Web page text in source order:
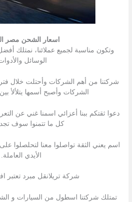
اسعار الشحن مصر
وتكون مناسبة لجميع عملائنا، نمتلك
الوسائل
شركتنا من أهم الشركات وأحتلت خلال
الشركات وأصبح أسمها يتلألأ
دعوا ثقتكم ببنا أعزائي اسمنا غني عن
كل ما تتمنوا سوف
اسم يعني الثقة تواصلوا معنا
الأيدي العاملة.
شركة تريلانقل مبرد
تمتلك شركتنا اسطول من السیارات و